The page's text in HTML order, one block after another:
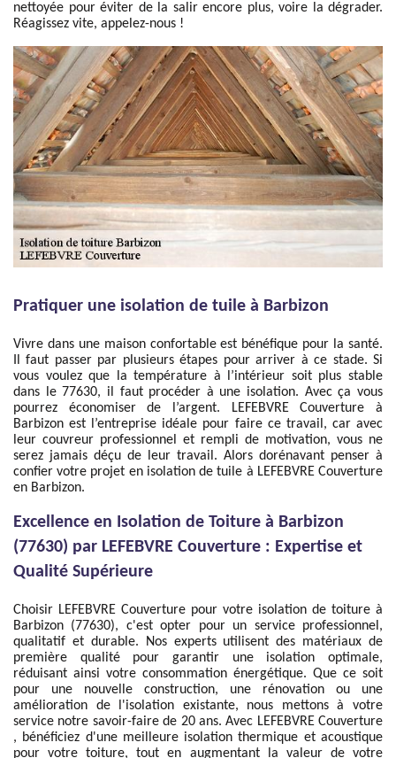
nettoyée pour éviter de la salir encore plus, voire la dégrader.
Réagissez vite, appelez-nous !
Pratiquer une isolation de tuile à Barbizon
Vivre dans une maison confortable est bénéfique pour la santé.
Il faut passer par plusieurs étapes pour arriver à ce stade. Si
vous voulez que la température à l’intérieur soit plus stable
dans le 77630, il faut procéder à une isolation. Avec ça vous
pourrez économiser de l’argent. LEFEBVRE Couverture à
Barbizon est l’entreprise idéale pour faire ce travail, car avec
leur couvreur professionnel et rempli de motivation, vous ne
serez jamais déçu de leur travail. Alors dorénavant penser à
confier votre projet en isolation de tuile à LEFEBVRE Couverture
en Barbizon.
Excellence en Isolation de Toiture à Barbizon
(77630) par LEFEBVRE Couverture : Expertise et
Qualité Supérieure
Choisir LEFEBVRE Couverture pour votre isolation de toiture à
Barbizon (77630), c'est opter pour un service professionnel,
qualitatif et durable. Nos experts utilisent des matériaux de
première qualité pour garantir une isolation optimale,
réduisant ainsi votre consommation énergétique. Que ce soit
pour une nouvelle construction, une rénovation ou une
amélioration de l'isolation existante, nous mettons à votre
service notre savoir-faire de 20 ans. Avec LEFEBVRE Couverture
, bénéficiez d'une meilleure isolation thermique et acoustique
pour votre toiture, tout en augmentant la valeur de votre